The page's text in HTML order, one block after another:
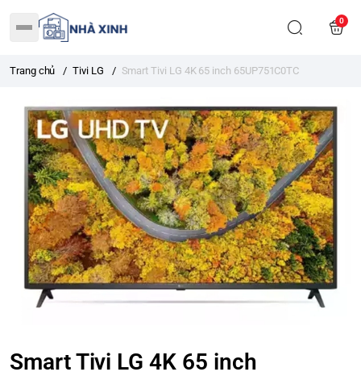
0
Trang chủ / Tivi LG / Smart Tivi LG 4K 65 inch 65UP751C0TC
Smart Tivi LG 4K 65 inch